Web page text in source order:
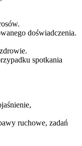
doświadczenia.
spotkania
ruchowe, zadań